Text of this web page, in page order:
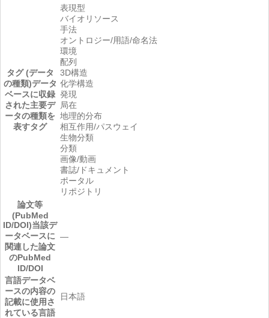
タグ (データ
の種類)データ
ベースに収録
された主要デ
ータの種類を
表すタグ
表現型
バイオリソース
手法
オントロジー/用語/命名法
環境
配列
3D構造
化学構造
発現
局在
地理的分布
相互作用/パスウェイ
生物分類
分類
画像/動画
書誌/ドキュメント
ポータル
リポジトリ
論文等
(PubMed
ID/DOI)当該デ
ータベースに
関連した論文
のPubMed
ID/DOI
―
言語データベ
ースの内容の
記載に使用さ
れている言語
日本語